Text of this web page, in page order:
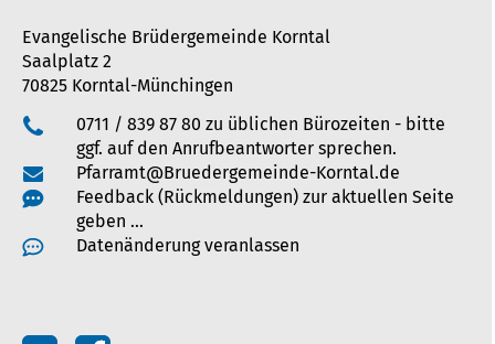
Evangelische Brüdergemeinde Korntal
Saalplatz 2
70825 Korntal-Münchingen
0711 / 839 87 80 zu üblichen Bürozeiten - bitte
ggf. auf den Anrufbeantworter sprechen.
Pfarramt@Bruedergemeinde-Korntal.de
Feedback (Rückmeldungen) zur aktuellen Seite
geben …
Datenänderung veranlassen